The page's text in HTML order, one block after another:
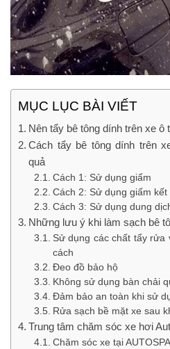
MỤC LỤC BÀI VIẾT
Nên tẩy bê tông dính trên xe
Cách tẩy bê tông dính trên
quả
Cách 1: Sử dụng giấm
Cách 2: Sử dụng giấm
Cách 3: Sử dụng dung
Những lưu ý khi làm sạch bê
Sử dụng các chất tẩy rửa
cách
Đeo đồ bảo hộ
Không sử dụng bàn chải
Đảm bảo an toàn khi sử
Rửa sạch bề mặt xe sau
Trung tâm chăm sóc xe hơi
Chăm sóc xe tại